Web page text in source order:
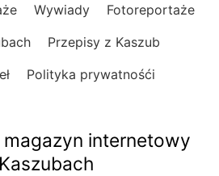
Wywiady
Fotoreportaże
Przepisy z Kaszub
Polityka prywatnośći
internetowy